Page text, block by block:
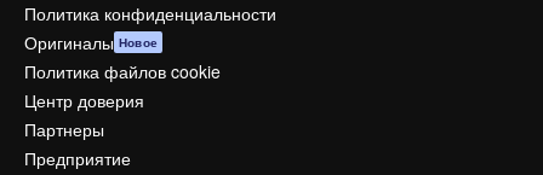
Политика конфиденциальности
Оригиналы Новое
Политика файлов cookie
Центр доверия
Партнеры
Предприятие